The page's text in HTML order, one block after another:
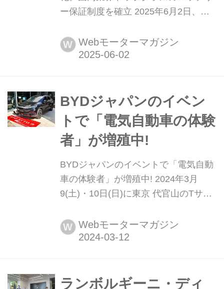
ー保証制度を確立 2025年6月2日、
年6月1日より、BYD認定中古車にも初
度登録から10年30万kmまで、パワー
W Webモーターマガジン
BYDジャパンのイベン
トで「電気自動車の体験
者」が増殖中!
BYDジャパンのイベントで「電気自動
車の体験者」が増殖中! 2024年3月
9(土)・10日(日)に東京 代官山のTサイ
キャラバン」には多くのギャラリーが
集まり、電気自動車(BEV)を見て、試
W Webモーターマガジン
ランボルギーニ・ディ